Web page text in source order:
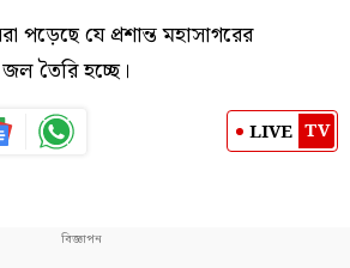
পড়েছে যে প্রশান্ত মহাসাগরের
তৈরি হচ্ছে।
LIVE TV